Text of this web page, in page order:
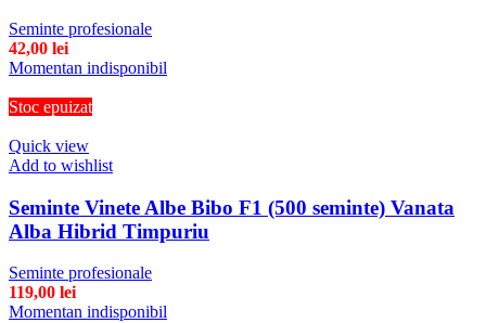
Seminte profesionale
42,00 lei
Momentan indisponibil
Stoc epuizat
Quick view
Add to wishlist
Seminte Vinete Albe Bibo F1 (500 seminte) Vanata
Alba Hibrid Timpuriu
Seminte profesionale
119,00 lei
Momentan indisponibil